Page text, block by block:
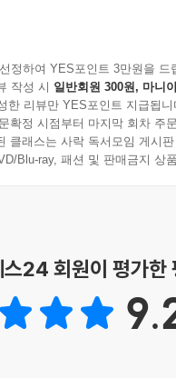
있는지 모르겠다구요? 사
시작합니다. 보는 눈을
보정 단계의 ABC를 알 수
, 상품, 스택모드, 조명까
워도 기능 하나로 끝나는
품을 그대로 가져온 아름다
정을 고스란히 담고 있는
설명을 위해 대충 만든 것
정하여 YES포인트 3만원을 드
작성 시 일반회원 300원, 마니
한 리뷰만 YES포인트 지급됩니
확정 시점부터 마지막 회차 주
클래스는 사락 독서모임 게시
Blu-ray, 패션 및 판매금지 상
스24 회원이 평가한